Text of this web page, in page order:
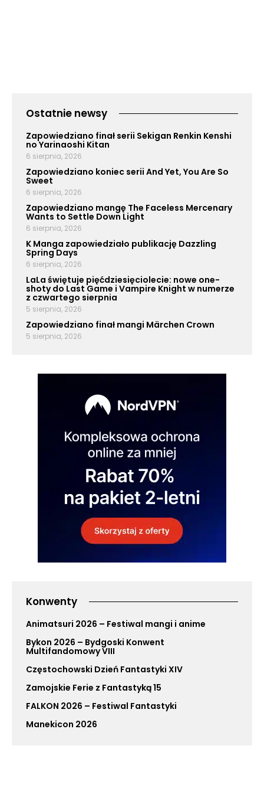
Ostatnie newsy
Zapowiedziano finał serii Sekigan Renkin Kenshi
no Yarinaoshi Kitan
6 sierpnia, 2026
Zapowiedziano koniec serii And Yet, You Are So
Sweet
6 sierpnia, 2026
Zapowiedziano mangę The Faceless Mercenary
Wants to Settle Down Light
6 sierpnia, 2026
K Manga zapowiedziało publikację Dazzling
Spring Days
6 sierpnia, 2026
LaLa świętuje pięćdziesięciolecie: nowe one-
shoty do Last Game i Vampire Knight w numerze
z czwartego sierpnia
5 sierpnia, 2026
Zapowiedziano finał mangi Märchen Crown
5 sierpnia, 2026
Konwenty
Animatsuri 2026 – Festiwal mangi i anime
Bykon 2026 – Bydgoski Konwent
Multifandomowy VIII
Częstochowski Dzień Fantastyki XIV
Zamojskie Ferie z Fantastyką 15
FALKON 2026 – Festiwal Fantastyki
Manekicon 2026